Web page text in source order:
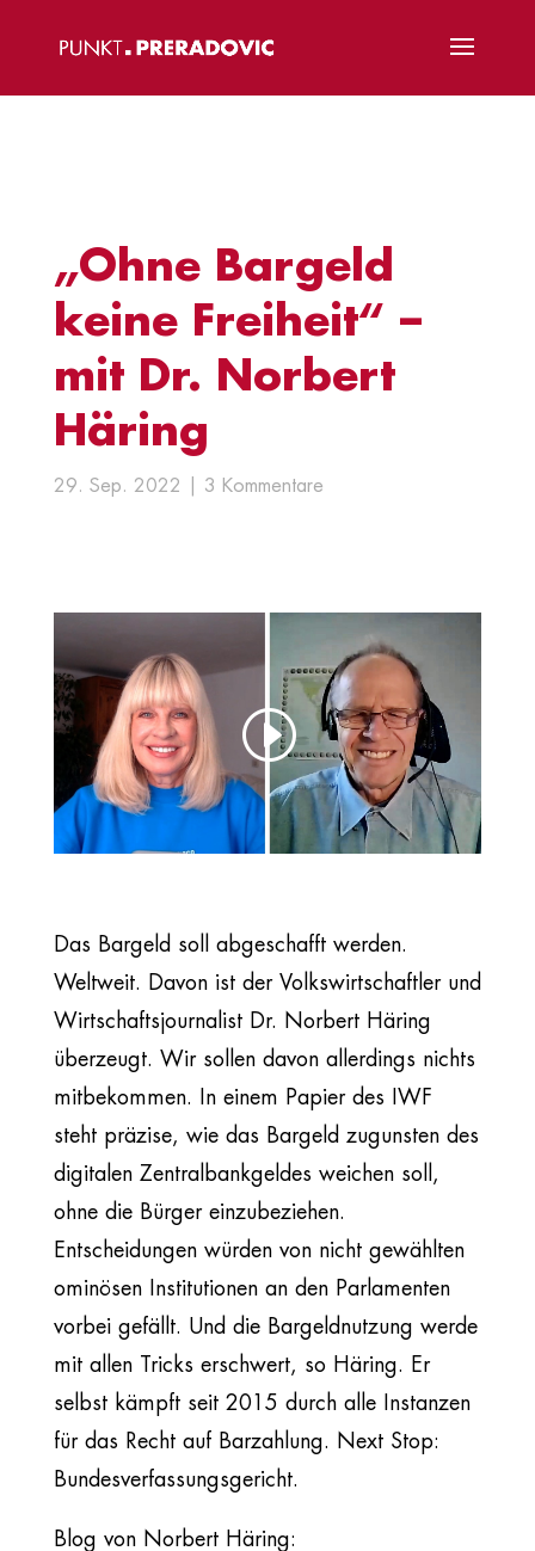
„Ohne Bargeld
keine Freiheit“ –
mit Dr. Norbert
Häring
29. Sep. 2022 3 Kommentare
Das Bargeld soll abgeschafft werden.
Weltweit. Davon ist der Volkswirtschaftler und
Wirtschaftsjournalist Dr. Norbert Häring
überzeugt. Wir sollen davon allerdings nichts
mitbekommen. In einem Papier des IWF
steht präzise, wie das Bargeld zugunsten des
digitalen Zentralbankgeldes weichen soll,
ohne die Bürger einzubeziehen.
Entscheidungen würden von nicht gewählten
ominösen Institutionen an den Parlamenten
vorbei gefällt. Und die Bargeldnutzung werde
mit allen Tricks erschwert, so Häring. Er
selbst kämpft seit 2015 durch alle Instanzen
für das Recht auf Barzahlung. Next Stop:
Bundesverfassungsgericht.
Blog von Norbert Häring: